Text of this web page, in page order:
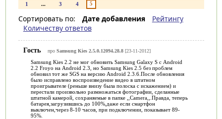
1 ... 3 4 5
Сортировать по: Дате добавления
Рейтингу
Количеству ответов
Гость про Samsung Kies 2.5.0.12094.28.8[23-11-2012]
Samsung Kies 2.2 не мог обновить Samsung Galaxy S с Android
2.2 Froyo на Android 2.3, но Samsung Kies 2.5 без проблем
обновил тот же SGS на версию Android 2.3.6.После обновления
было исправлено воспроизведение видео в штатном
проигрывателе (реньше внизу была полоска с искажением) и
перестали произвольно размножаться фотографии, сделанные
штатной камерой, сохраняемые в папке ,,Сamera,,.Правда, теперь
батарея,загрузившись до 100%,даже если смартфон
выключен,через 8-10 часов, при подключении, показывает 89-
95%.